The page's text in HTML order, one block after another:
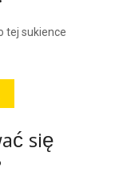
tej sukience
się